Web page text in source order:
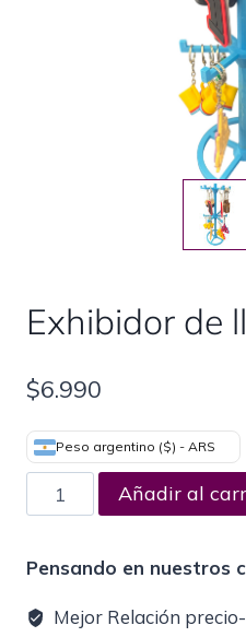
Exhibidor de
$6.990
Peso argentino ($) - ARS
Añadir al
Pensando en nuestros
Mejor Relación